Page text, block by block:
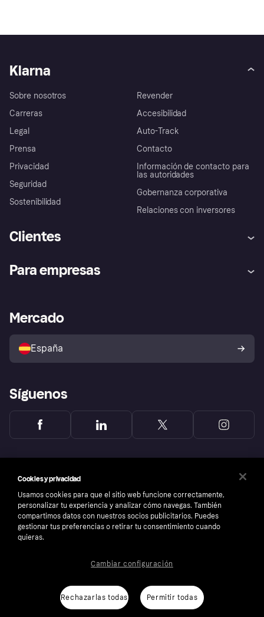
Klarna
Sobre nosotros
Carreras
Legal
Prensa
Privacidad
Seguridad
Sostenibilidad
Revender
Accesibilidad
Auto-Track
Contacto
Información de contacto para
las autoridades
Gobernanza corporativa
Relaciones con inversores
Clientes
Inicio de sesión
Directorio de tiendas
Política de protección al
comprador de Klarna
Reclamaciones
Para empresas
Acceso empresas
Mercado
España
Síguenos
Número de empresa: 556737-0431
Aviso Sobre CookiesKlarna.com
Cookies y privacidad
Usamos cookies para que el sitio web funcione correctamente,
personalizar tu experiencia y analizar cómo navegas. También
compartimos datos con nuestros socios publicitarios. Puedes
gestionar tus preferencias o retirar tu consentimiento cuando
quieras.
Rechazarlas todas Permitir todas
Cambiar configuración